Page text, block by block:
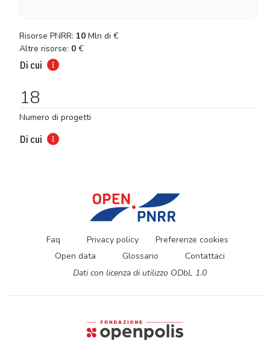
Risorse PNRR: 10 Mln di €
Altre risorse: 0 €
Di cui
18
Numero di progetti
Di cui
Faq Privacy policy
Preferenze cookies
Open data
Glossario
Contattaci
Dati con licenza di utilizzo ODbL 1.0